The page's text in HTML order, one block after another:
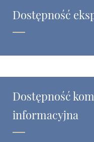
Dostępność
Dostępność
informacyjna